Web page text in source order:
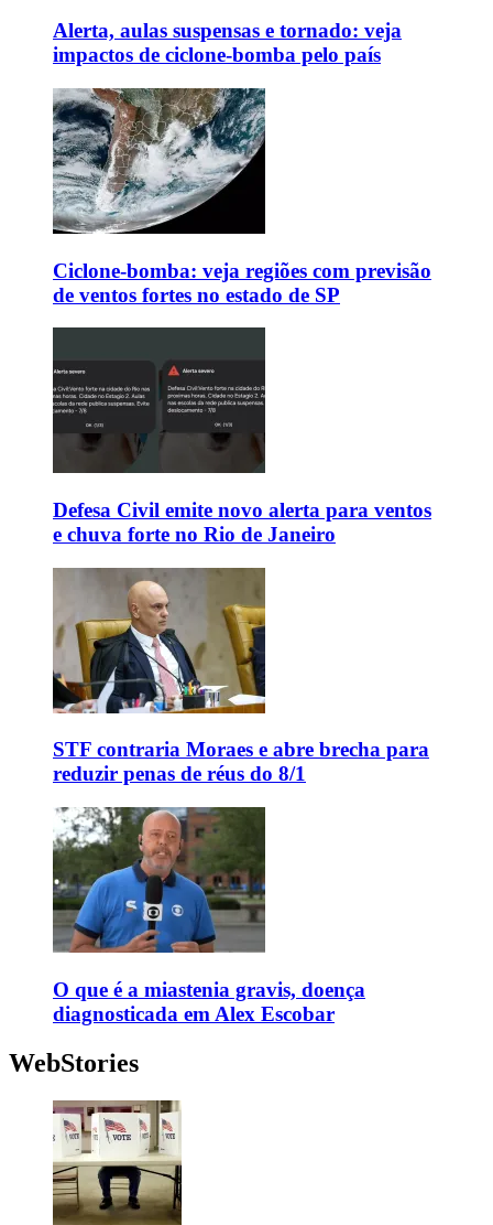
Alerta, aulas suspensas e tornado: veja
impactos de ciclone-bomba pelo país
Ciclone-bomba: veja regiões com previsão
de ventos fortes no estado de SP
Defesa Civil emite novo alerta para ventos
e chuva forte no Rio de Janeiro
STF contraria Moraes e abre brecha para
reduzir penas de réus do 8/1
O que é a miastenia gravis, doença
diagnosticada em Alex Escobar
WebStories